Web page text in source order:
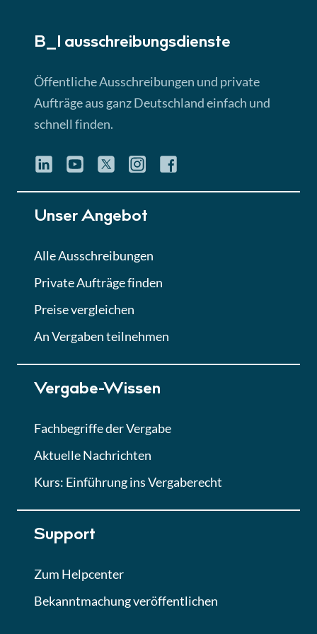
Lektion 3
► 4:31 Min
Quiz
Eignung im Vergabeverfahren
Lektion 6
Abgabe von Angeboten
Lektion
Lektion 7
Finales Quiz
B_I ausschreibungs­dienste
Öffentliche Ausschreibungen und private
Aufträge aus ganz Deutschland einfach und
schnell finden.
Unser Angebot
Alle Ausschreibungen
Private Aufträge finden
Preise vergleichen
An Vergaben teilnehmen
Vergabe-Wissen
Fachbegriffe der Vergabe
Aktuelle Nachrichten
Kurs: Einführung ins Vergaberecht
Support
Zum Helpcenter
Bekanntmachung veröffentlichen